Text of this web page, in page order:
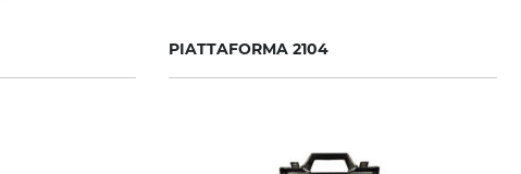
PIATTAFORMA 2104